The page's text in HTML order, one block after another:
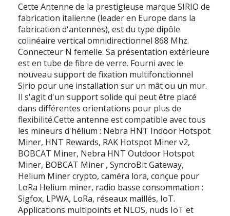
Cette Antenne de la prestigieuse marque SIRIO de
fabrication italienne (leader en Europe dans la
fabrication d'antennes), est du type dipôle
colinéaire vertical omnidirectionnel 868 Mhz.
Connecteur N femelle. Sa présentation extérieure
est en tube de fibre de verre. Fourni avec le
nouveau support de fixation multifonctionnel
Sirio pour une installation sur un mât ou un mur.
Il s'agit d'un support solide qui peut être placé
dans différentes orientations pour plus de
flexibilité.Cette antenne est compatible avec tous
les mineurs d'hélium : Nebra HNT Indoor Hotspot
Miner, HNT Rewards, RAK Hotspot Miner v2,
BOBCAT Miner, Nebra HNT Outdoor Hotspot
Miner, BOBCAT Miner , SyncroBit Gateway,
Helium Miner crypto, caméra lora, conçue pour
LoRa Helium miner, radio basse consommation :
Sigfox, LPWA, LoRa, réseaux maillés, IoT.
Applications multipoints et NLOS, nuds IoT et